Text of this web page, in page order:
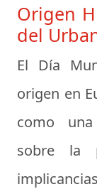
Origen
del
El Día
origen en
como
sobre la